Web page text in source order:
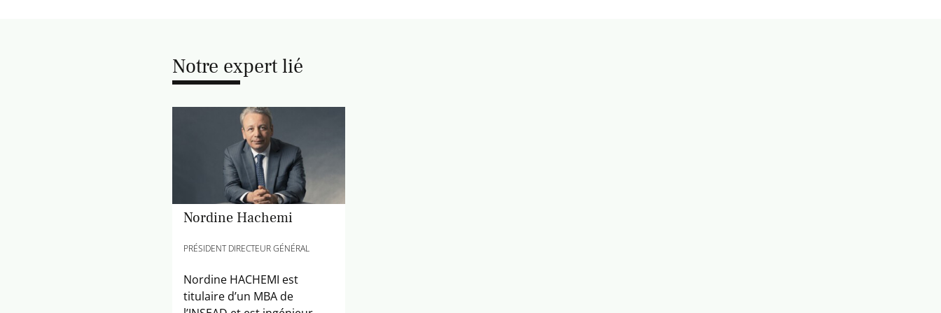
Notre expert lié
Nordine Hachemi
PRÉSIDENT DIRECTEUR GÉNÉRAL
Nordine HACHEMI est
titulaire d’un MBA de